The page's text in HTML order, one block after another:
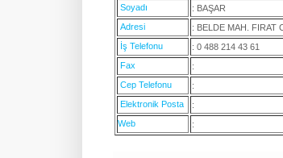
Soyadı
: BAŞAR
Adresi
: BELDE MAH. FIRAT
İş Telefonu
: 0 488 214 43 61
Fax
:
Cep Telefonu
:
Elektronik Posta
:
Web
: